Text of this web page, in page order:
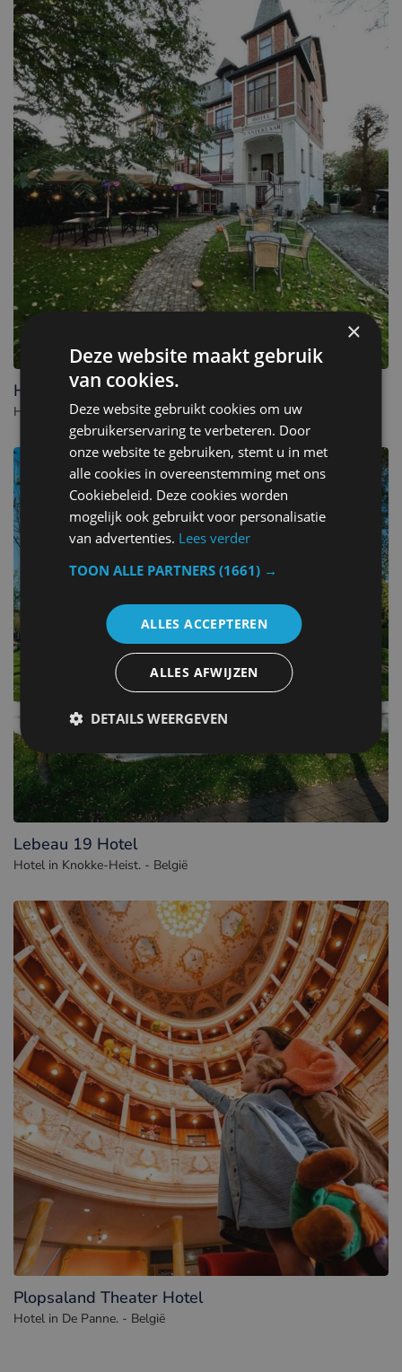
Hotel Canteklaar
Hotel in De Haan. - België
Lebeau 19 Hotel
Hotel in Knokke-Heist. - België
Plopsaland Theater Hotel
Hotel in De Panne. - België
×
Deze website maakt gebruik
van cookies.
Deze website gebruikt cookies om uw
gebruikerservaring te verbeteren. Door
onze website te gebruiken, stemt u in met
alle cookies in overeenstemming met ons
Cookiebeleid. Deze cookies worden
mogelijk ook gebruikt voor personalisatie
van advertenties. Lees verder
TOON ALLE PARTNERS(1661) →
ALLES ACCEPTEREN
ALLES AFWIJZEN
DETAILS WEERGEVEN